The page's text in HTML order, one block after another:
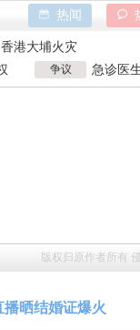
热闻
香港大埔火灾
天水血铅异常事件
特朗普泽连斯基吵架
争议
急诊医
漏诊获
版权归原作者所有
晒结婚证爆火